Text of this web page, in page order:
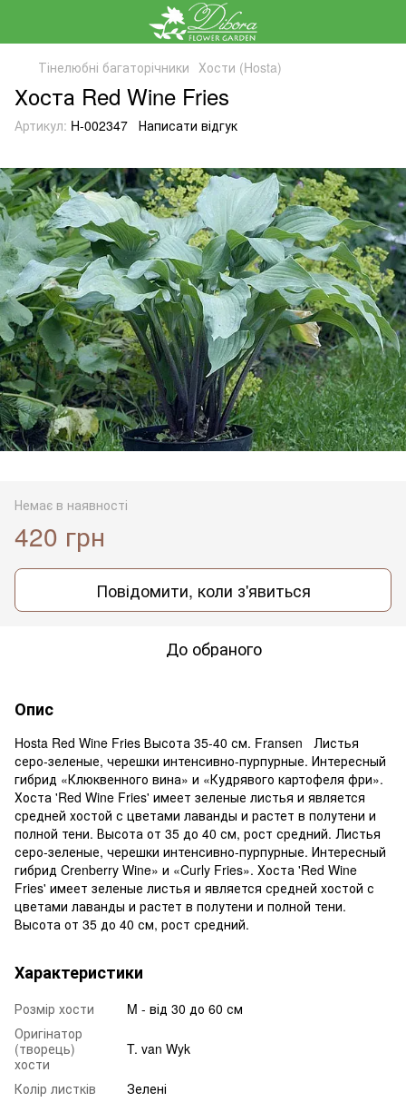
Тінелюбні багаторічники Хости (Hosta)
Хоста Red Wine Fries
Артикул: H-002347 Написати відгук
Немає в наявності
420 грн
Повідомити, коли з'явиться
До обраного
Опис
Hosta Red Wine Fries Высота 35-40 см. Fransen Листья
серо-зеленые, черешки интенсивно-пурпурные. Интересный
гибрид «Клюквенного вина» и «Кудрявого картофеля фри».
Хоста 'Red Wine Fries' имеет зеленые листья и является
средней хостой с цветами лаванды и растет в полутени и
полной тени. Высота от 35 до 40 см, рост средний. Листья
серо-зеленые, черешки интенсивно-пурпурные. Интересный
гибрид Crenberry Wine» и «Curly Fries». Хоста 'Red Wine
Fries' имеет зеленые листья и является средней хостой с
цветами лаванды и растет в полутени и полной тени.
Высота от 35 до 40 см, рост средний.
Характеристики
Розмір хости
M - від 30 до 60 см
Оригінатор
(творець)
хости
T. van Wyk
Колір листків
Зелені